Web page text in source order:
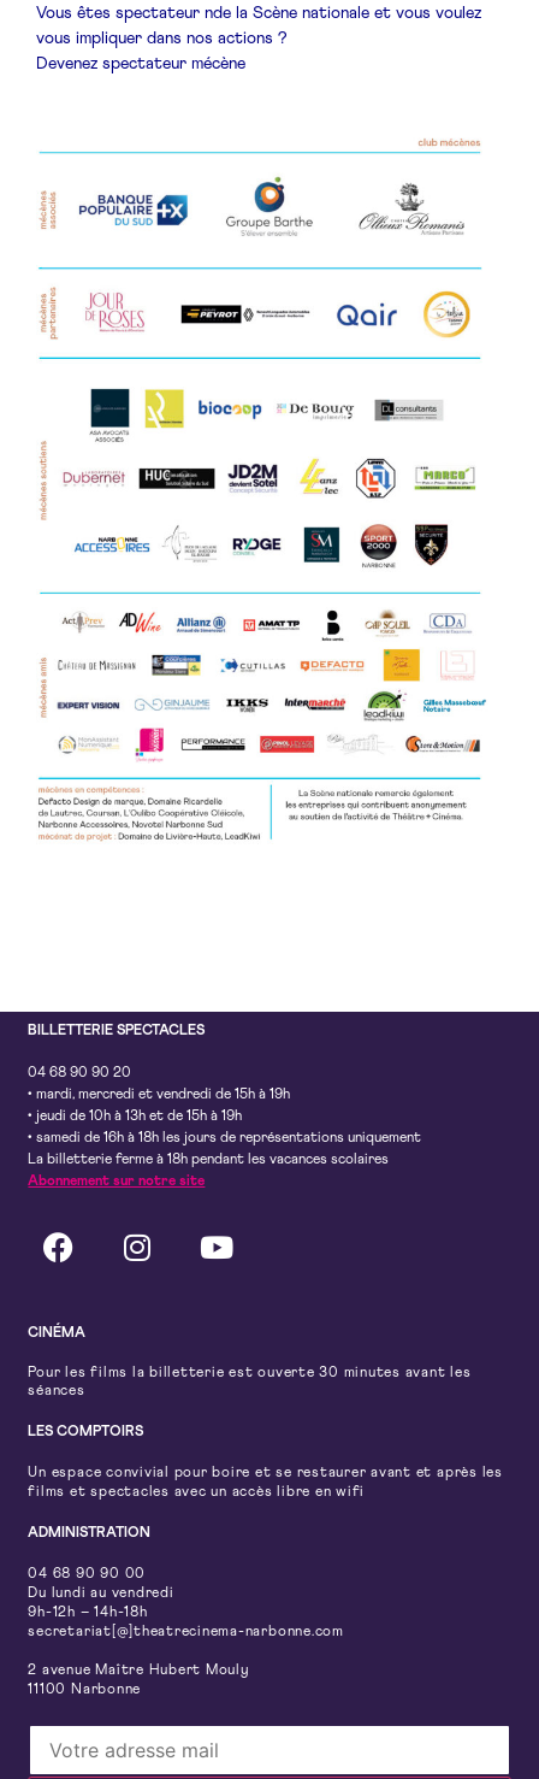
Vous êtes spectateur nde la Scène nationale et vous voulez
vous impliquer dans nos actions ?
Devenez spectateur mécène
BILLETTERIE SPECTACLES
04 68 90 90 20
• mardi, mercredi et vendredi de 15h à 19h
• jeudi de 10h à 13h et de 15h à 19h
• samedi de 16h à 18h les jours de représentations uniquement
La billetterie ferme à 18h pendant les vacances scolaires
Abonnement sur notre site
CINÉMA
Pour les films la billetterie est ouverte 30 minutes avant les
séances
LES COMPTOIRS
Un espace convivial pour boire et se restaurer avant et après les
films et spectacles avec un accès libre en wifi
ADMINISTRATION
04 68 90 90 00
Du lundi au vendredi
9h-12h – 14h-18h
secretariat[@]theatrecinema-narbonne.com
2 avenue Maître Hubert Mouly
11100 Narbonne